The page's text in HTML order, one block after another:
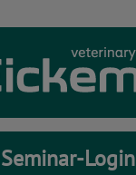
Seminar-Login